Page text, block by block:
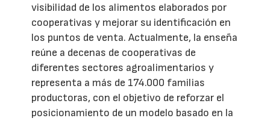
visibilidad de los alimentos elaborados por
cooperativas y mejorar su identificación en
los puntos de venta. Actualmente, la enseña
reúne a decenas de cooperativas de
diferentes sectores agroalimentarios y
representa a más de 174.000 familias
productoras, con el objetivo de reforzar el
posicionamiento de un modelo basado en la